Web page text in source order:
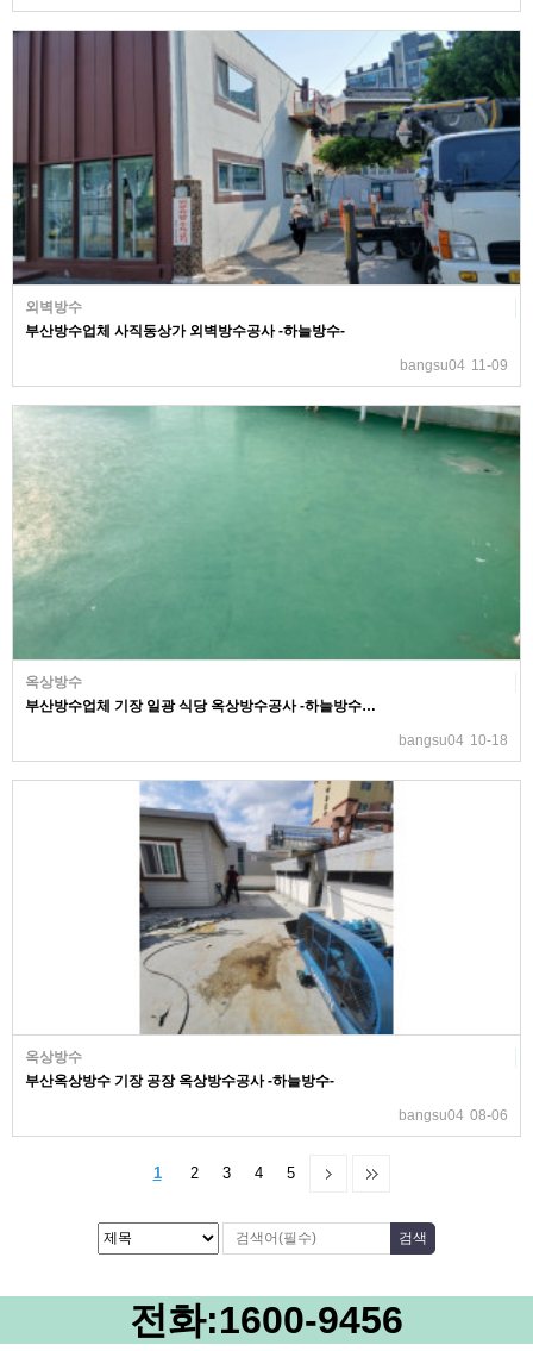
외벽방수
부산방수업체 사직동상가 외벽방수공사 -하늘방수-
bangsu04 11-09
옥상방수
부산방수업체 기장 일광 식당 옥상방수공사 -하늘방수…
bangsu04 10-18
옥상방수
부산옥상방수 기장 공장 옥상방수공사 -하늘방수-
bangsu04 08-06
1 2 3 4 5
전화:1600-9456